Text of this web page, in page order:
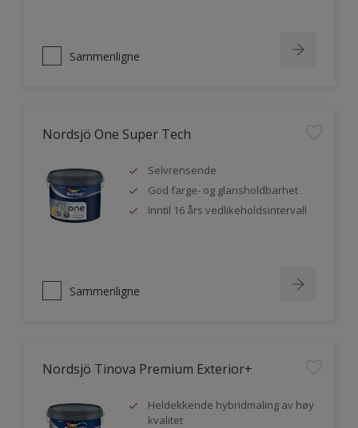
Sammenligne
Nordsjö One Super Tech
Selvrensende
God farge- og glansholdbarhet
Inntil 16 års vedlikeholdsintervall
Sammenligne
Nordsjö Tinova Premium Exterior+
Heldekkende hybridmaling av høy
kvalitet